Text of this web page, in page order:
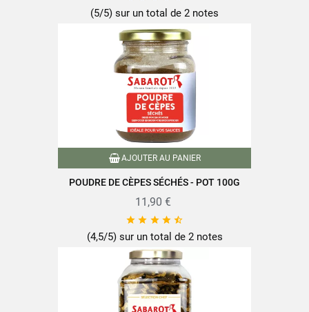
Caractéristiques produit
Conditionné en France
Emballage recyclable
Grammage Champignons
Champignons supérieurs ou
Champignons supérieurs à 150g
RéférencePF00401
Références spécifiques
(5/5) sur un total de 2 notes
AJOUTER AU PANIER
POUDRE DE CÈPES SÉCHÉS - POT 100G
11,90 €
    
(4,5/5) sur un total de 2 notes